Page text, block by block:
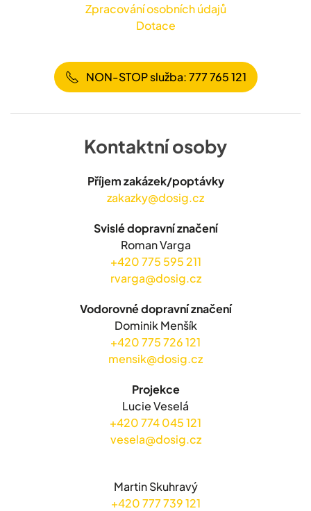
Zpracování osobních údajů
Dotace
NON-STOP služba: 777 765 121
Kontaktní osoby
Příjem zakázek/poptávky
zakazky@dosig.cz
Svislé dopravní značení
Roman Varga
+420 775 595 211
rvarga@dosig.cz
Vodorovné dopravní značení
Dominik Menšík
+420 775 726 121
mensik@dosig.cz
Projekce
Lucie Veselá
+420 774 045 121
vesela@dosig.cz
Martin Skuhravý
+420 777 739 121